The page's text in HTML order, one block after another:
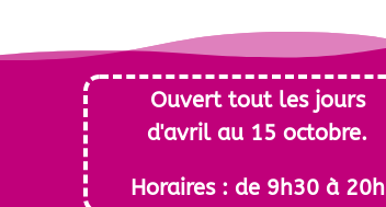
Ouvert tout les jours
d'avril au 15 octobre.
Horaires : de 9h30 à 20h